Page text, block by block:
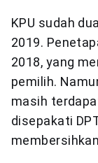
KPU sudah
2019.
2018, yang
pemilih.
masih
disepakati